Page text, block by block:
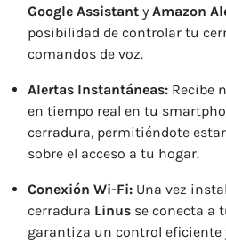
Google Assistant yAmazon
posibilidad de controlar tu
comandos de voz.
Alertas Instantáneas: Recibe
en tiempo real en tu
cerradura, permitiéndote
sobre el acceso a tu hogar.
Conexión Wi-Fi: Una vez
cerradura Linus se conecta a
garantiza un control eficiente